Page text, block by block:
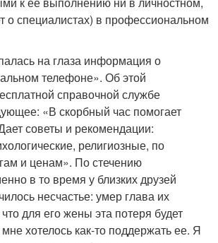
о специалистах) в профессиональном
на глаза информация о
телефоне». Об этой
справочной службе
«В скорбный час помогает
советы и рекомендации:
религиозные, по
и ценам». По стечению
в то время у близких друзей
несчастье: умер глава их
для его жены эта потеря будет
хотелось как-то поддержать ее. Я